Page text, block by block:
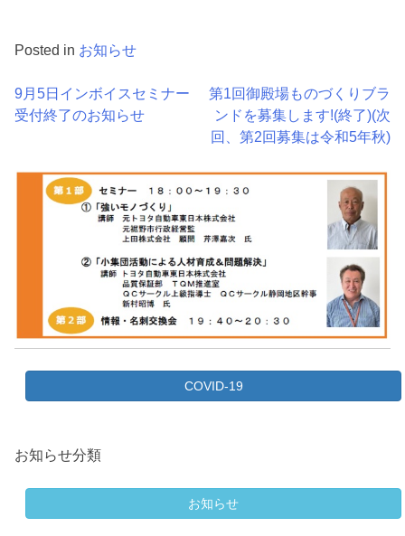
Posted in お知らせ
投
稿
9月5日インボイスセミナー
受付終了のお知らせ
第1回御殿場ものづくりブラ
ンドを募集します!(終了)(次
回、第2回募集は令和5年秋)
COVID-19
お知らせ分類
お知らせ